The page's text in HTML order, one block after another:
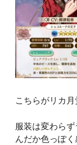
こちらがリカ月
服装は変わら
んだか色っぽ